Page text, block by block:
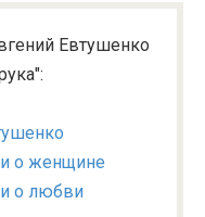
Евтушенко
о женщине
о любви